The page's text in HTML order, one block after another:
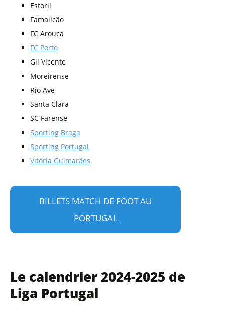
Estoril
Famalicão
FC Arouca
FC Porto
Gil Vicente
Moreirense
Rio Ave
Santa Clara
SC Farense
Sporting Braga
Sporting Portugal
Vitória Guimarães
BILLETS MATCH DE FOOT AU
PORTUGAL
Le calendrier 2024-2025 de
Liga Portugal